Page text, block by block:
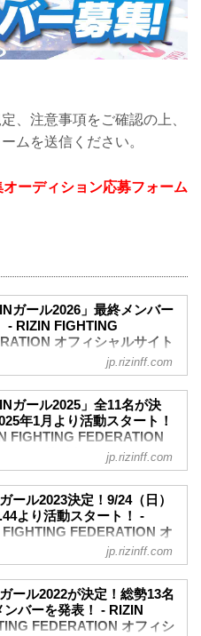
、注意事項をご確認の上、
ムを送信ください。
ーディション応募フォーム
ガール2026」最終メンバー
- RIZIN FIGHTING
オフィシャルサイト
のRIZINのリングを彩り盛り上げ
したぞ！
ガール2026」はRIZIN.52有明大
お披露目！彼女たちの今後の活躍
月6日～2026年12月31日（予定）
ールメンバー紹介
ー
務所 身長 出身 年齢 X Instagram
しえり
り 松竹芸能 162cm 東京都 25歳
jp.rizinff.com
ガール2025」全11名が決
年1月より活動スタート！
FIGHTING FEDERATION
ガール2025」のメンバーが決
！
約400名の中から、一次、二次審
して最終審査を通過したのは、な
名！彼女たちの初舞台は、来年
月からスタート！
華麗に彩る「RIZINガール
、みんなで応援しよう！
ール2025 任期
jp.rizinff.com
ール2023決定！9/24（日）
より活動スタート！ -
FIGHTING FEDERATION オ
ガール2023」のメンバーが決
！これまでのRIZINガールのコン
ら一転、「歌」と「ダンス」を
jp.rizinff.com
ール2022が決定！総勢13名
ンバーを発表！ - RIZIN
FEDERATION オフィシ